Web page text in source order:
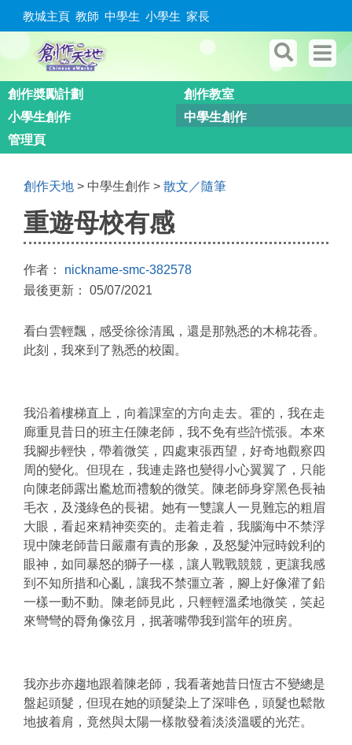
教城主頁 教師 中學生 小學生 家長
創作奬勵計劃
創作教室
小學生創作
中學生創作
管理頁
創作天地 > 中學生創作 > 散文／隨筆
重遊母校有感
作者： nickname-smc-382578
最後更新： 05/07/2021
看白雲輕飄，感受徐徐清風，還是那熟悉的木棉花香。
此刻，我來到了熟悉的校園。
我沿着樓梯直上，向着課室的方向走去。霍的，我在走
廊重見昔日的班主任陳老師，我不免有些許慌張。本來
我腳步輕快，帶着微笑，四處東張西望，好奇地觀察四
周的變化。但現在，我連走路也變得小心翼翼了，只能
向陳老師露出尷尬而禮貌的微笑。陳老師身穿黑色長袖
毛衣，及淺綠色的長裙。她有一雙讓人一見難忘的粗眉
大眼，看起來精神奕奕的。走着走着，我腦海中不禁浮
現中陳老師昔日嚴肅有責的形象，及怒髮沖冠時銳利的
眼神，如同暴怒的獅子一樣，讓人戰戰競競，更讓我感
到不知所措和心亂，讓我不禁彊立著，腳上好像灌了鉛
一樣一動不動。陳老師見此，只輕輕溫柔地微笑，笑起
來彎彎的脣角像弦月，抿著嘴帶我到當年的班房。
我亦步亦趨地跟着陳老師，我看著她昔日恆古不變總是
盤起頭髮，但現在她的頭髮染上了深啡色，頭髮也鬆散
地披着肩，竟然與太陽一樣散發着淡淡溫暖的光茫。